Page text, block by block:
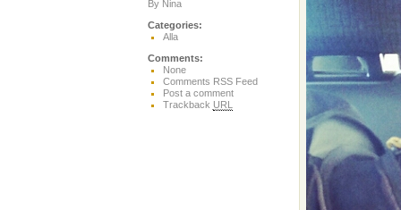
By Nina
Categories:
Alla
Comments:
None
Comments RSS Feed
Post a comment
Trackback URL